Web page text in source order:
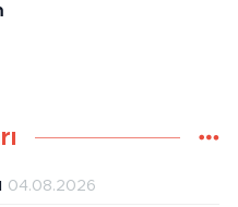
04.08.2026